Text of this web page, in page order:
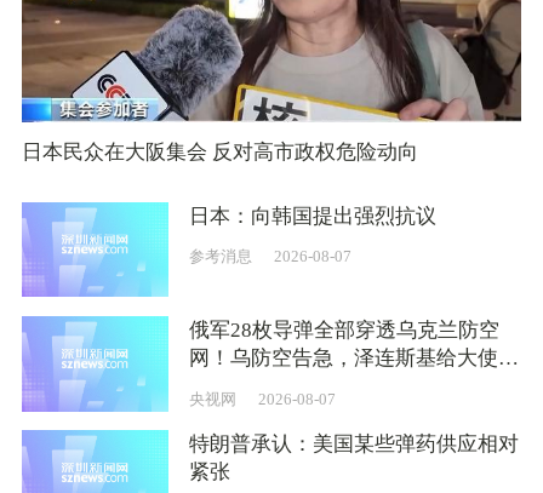
日本民众在大阪集会 反对高市政权危险动向
日本：向韩国提出强烈抗议
参考消息 2026-08-07
俄军28枚导弹全部穿透乌克兰防空
网！乌防空告急，泽连斯基给大使下
硬指标：必须带武器回来
央视网 2026-08-07
特朗普承认：美国某些弹药供应相对
紧张